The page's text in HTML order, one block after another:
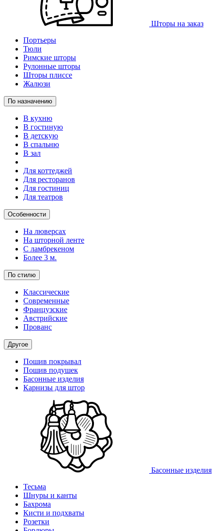
Шторы на заказ
Портьеры
Тюли
Римские шторы
Рулонные шторы
Шторы плиссе
Жалюзи
По назначению
В кухню
В гостиную
В детскую
В спальню
В зал
Для коттеджей
Для ресторанов
Для гостиниц
Для театров
Особенности
На люверсах
На шторной ленте
С ламбрекеном
Более 3 м.
По стилю
Классические
Современные
Французские
Австрийские
Прованс
Другое
Пошив покрывал
Пошив подушек
Басонные изделия
Карнизы для штор
Басонные изделия
Тесьма
Шнуры и канты
Бахрома
Кисти и подхваты
Розетки